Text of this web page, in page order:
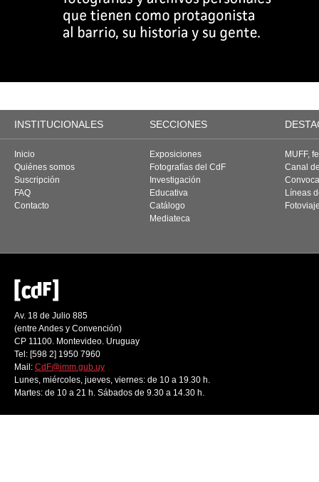
INSTITUCIONALES SECCIONES
Inicio
Quiénes somos
Suscripción
FAQ
Contacto
Exposiciones
Fotografías del CdF
Investigación
Educativa
Catálogo
Mediateca
MUFF,
Canal
Líneas
Av. 18 de Julio 885
(entre Andes y Convención)
CP 11100. Montevideo. Uruguay
Tel: [598 2] 1950 7960
Mail: CdF@imm.gub.uy
Lunes, miércoles, jueves, viernes: de 10 a 19.30 h.
Martes: de 10 a 21 h. Sábados de 9.30 a 14.30 h.